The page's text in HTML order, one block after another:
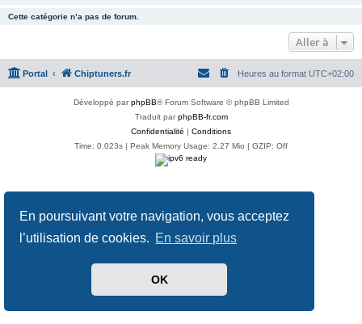
En poursuivant votre navigation, vous acceptez
l’utilisation de cookies. En savoir plus
OK
Cette catégorie n’a pas de forum.
Aller à
Portal Chiptuners.fr Heures au format UTC+02:00
Développé parphpBB® Forum Software © phpBB Limited
Traduit parphpBB-fr.com
Confidentialité | Conditions
Time: 0.023s | Peak Memory Usage: 2.27 Mio | GZIP: Off